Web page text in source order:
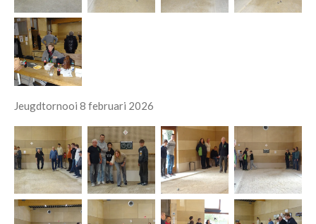
Jeugdtornooi 8 februari 2026